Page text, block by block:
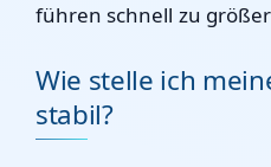
führen schnell zu
Wie stelle ich
stabil?